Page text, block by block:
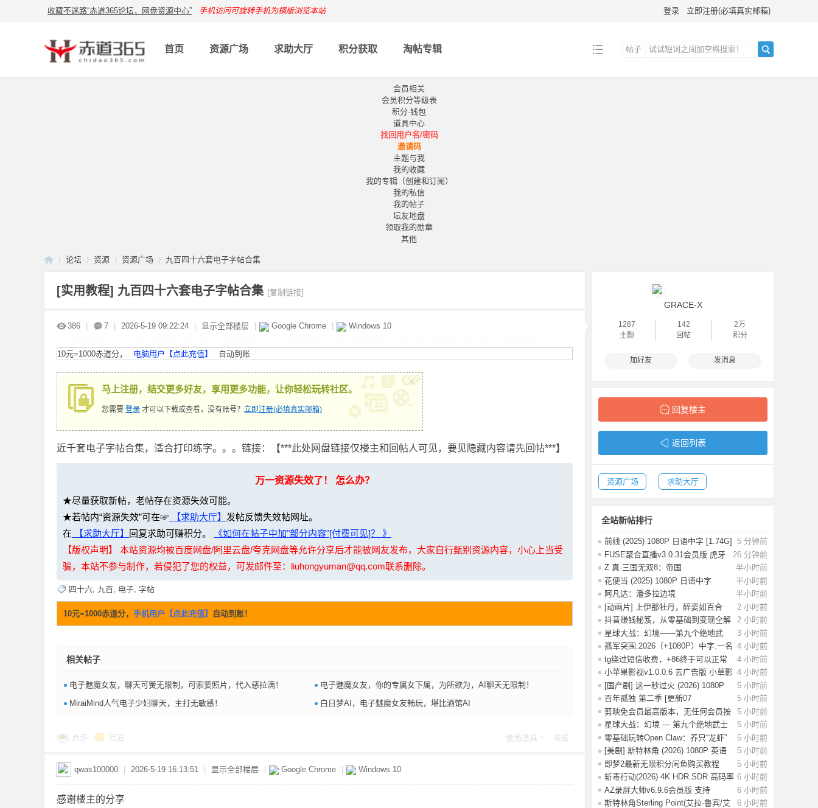
收藏不迷路“赤道365论坛，网盘资源中心” 手机访问可旋转手机为横版浏览本站 登录 立即注册(必填真实邮箱)
首页 资源广场 求助大厅 积分获取 淘帖专辑
帖子
会员相关
会员积分等级表
积分·钱包
道具中心
找回用户名/密码
邀请码
主题与我
我的收藏
我的专辑（创建和订阅）
我的私信
我的帖子
坛友地盘
领取我的勋章
其他
论坛 资源 资源广场 九百四十六套电子字帖合集
[实用教程] 九百四十六套电子字帖合集 [复制链接]
386 7 2026-5-19 09:22:24 显示全部楼层 Google Chrome Windows 10
10元=1000赤道分， 电脑用户【点此充值】 自动到账
马上注册，结交更多好友，享用更多功能，让你轻松玩转社区。
您需要 登录 才可以下载或查看，没有账号？ 立即注册(必填真实邮箱)
x
近千套电子字帖合集，适合打印练字。。。链接：【***此处网盘链接仅楼主和回帖人可见，要见隐藏内容请先回帖***】
万一资源失效了！ 怎么办？
★尽量获取新帖，老帖存在资源失效可能。
★若帖内“资源失效”可在☞ 【求助大厅】 发帖反馈失效帖网址。
在 【求助大厅】 回复求助可赚积分。
《如何在帖子中加"部分内容"[付费可见]？ 》
【版权声明】 本站资源均被百度网盘/阿里云盘/夸克网盘等允许分享后才能被网友发布，大家自行甄别资源内容，小心上当受
骗，本站不参与制作，若侵犯了您的权益，可发邮件至：liuhongyuman@qq.com联系删除。
四十六, 九百, 电子, 字帖
10元=1000赤道分， 手机用户【点此充值】 自动到账！
相关帖子
• 电子魅魔女友，聊天可簧无限制，可索要照片，代入感拉满！ • 电子魅魔女友，你的专属女下属，为所欲为，AI聊天无限制！
• MiraiMind人气电子少妇聊天，主打无敏感！ • 白日梦AI，电子魅魔女友畅玩，堪比酒馆AI
点评 回复 使用道具 举报
qwas100000 2026-5-19 16:13:51 显示全部楼层 Google Chrome Windows 10
感谢楼主的分享
GRACE-X
1287
主题
142
回帖
2万
积分
加好友 发消息
回复楼主
返回列表
资源广场 求助大厅
全站新帖排行
5 分钟前
前线 (2025) 1080P 日语中字 [1.74G]
26 分钟前
FUSE聚合直播v3.0.31会员版 虎牙
斗鱼抖音快
半小时前
Z 真·三国无双8：帝国
_Build.20984287 官
半小时前
花便当 (2025) 1080P 日语中字
[1.83G]
半小时前
阿凡达：潘多拉边境
Build.22429549（Avata
2 小时前
[动画片] 上伊那牡丹，醉姿如百合
(2026) 1
2 小时前
抖音赚钱秘笈，从零基础到变现全解
析[40.4G
3 小时前
星球大战：幻境——第九个绝地武
士.2026（4
4 小时前
孤军突围.2026（+1080P）中字.一名
军官冲出
4 小时前
tg绕过短信收费，+86终于可以正常
登录了
4 小时前
小苹果影视v1.0.0.6 去广告版 小草影
视v2.5
5 小时前
[国产剧] 这一秒过火 (2026) 1080P
国语中
5 小时前
百年孤独 第二季 [更新07
集]2026.HD1080P.X
5 小时前
剪映免会员最高版本，无任何会员按
钮，免会
5 小时前
星球大战：幻境 — 第九个绝地武士
(2026)
5 小时前
零基础玩转Open Claw：养只“龙虾”
当助理
5 小时前
[美剧] 斯特林角 (2026) 1080P 英语
中字 (
5 小时前
即梦2最新无限积分闲鱼购买教程
6 小时前
斩毒行动(2026) 4K HDR.SDR 高码率
【国语
6 小时前
AZ录屏大师v6.9.6会员版 支持
1080P/60fps
6 小时前
斯特林角Sterling Point(艾拉·鲁宾/艾